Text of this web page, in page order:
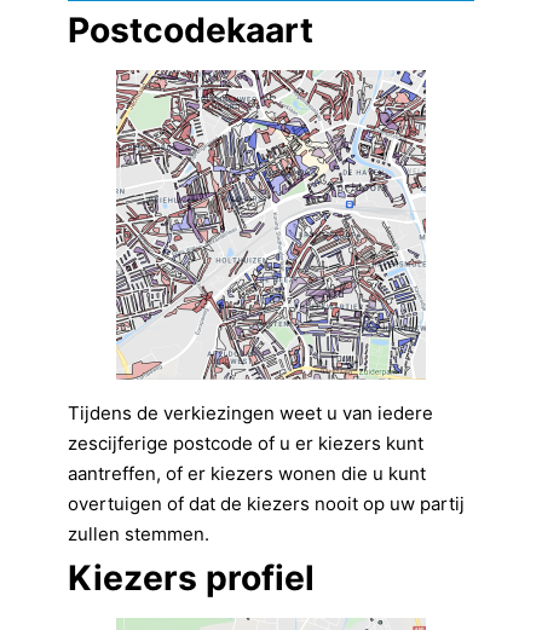
Postcodekaart
Tijdens de verkiezingen weet u van iedere
zescijferige postcode of u er kiezers kunt
aantreffen, of er kiezers wonen die u kunt
overtuigen of dat de kiezers nooit op uw partij
zullen stemmen.
Kiezers profiel